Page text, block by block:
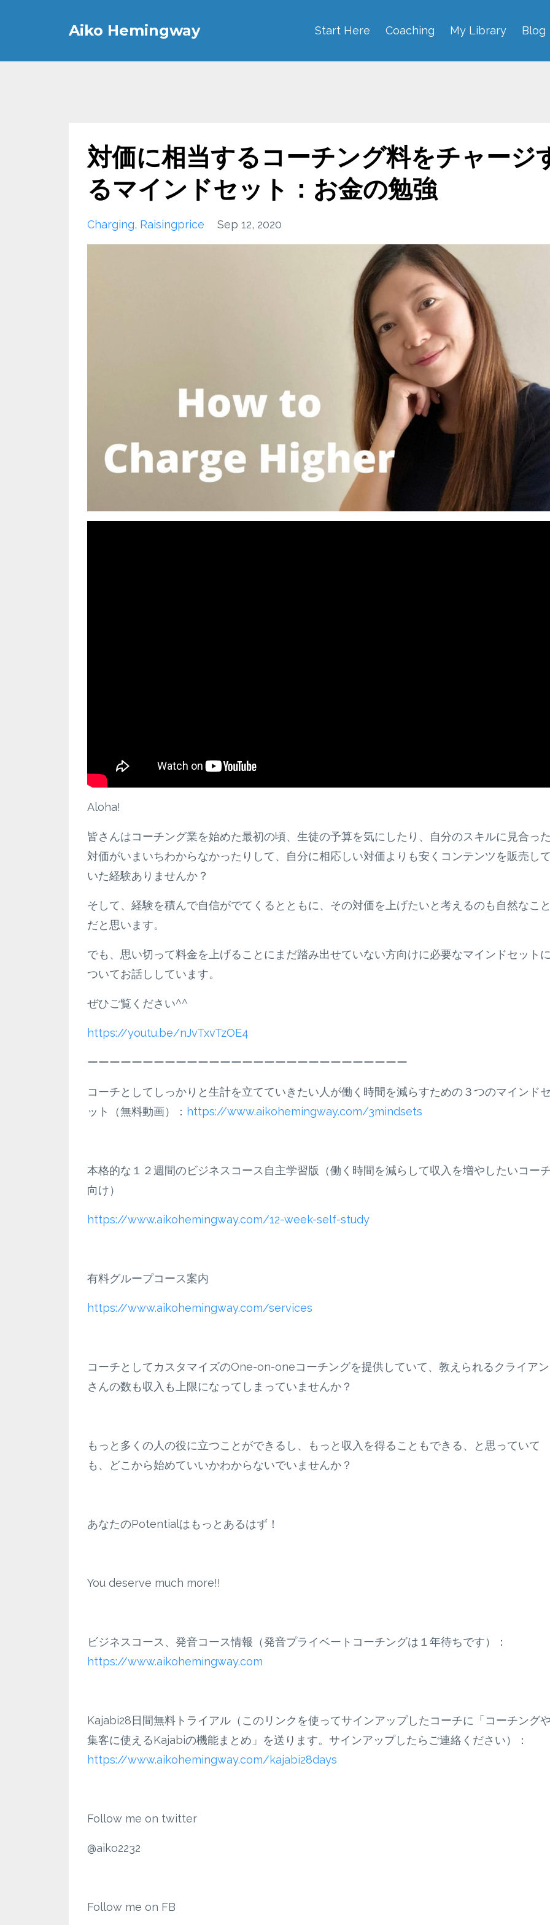
Aiko Hemingway Start Here Coaching My Library Blog
対価に相当するコーチング料をチャージ
るマインドセット：お金の勉強
Charging Raisingprice Sep 12, 2020
Aloha!
皆さんはコーチング業を始めた最初の頃、生徒の予算を気にしたり、自分のスキルに見合っ
対価がいまいちわからなかったりして、自分に相応しい対価よりも安くコンテンツを販売し
いた経験ありませんか？
そして、経験を積んで自信がでてくるとともに、その対価を上げたいと考えるのも自然なこ
だと思います。
でも、思い切って料金を上げることにまだ踏み出せていない方向けに必要なマインドセット
ついてお話ししています。
ぜひご覧ください^^
https://youtu.be/nJvTxvTzOE4
ーーーーーーーーーーーーーーーーーーーーーーーーーーーーー
コーチとしてしっかりと生計を立てていきたい人が働く時間を減らすための３つのマインド
ット（無料動画）： https://www.aikohemingway.com/3mindsets
本格的な１２週間のビジネスコース自主学習版（働く時間を減らして収入を増やしたいコー
向け）
https://www.aikohemingway.com/12-week-self-study
有料グループコース案内
https://www.aikohemingway.com/services
コーチとしてカスタマイズのOne-on-oneコーチングを提供していて、教えられるクライア
さんの数も収入も上限になってしまっていませんか？
もっと多くの人の役に立つことができるし、もっと収入を得ることもできる、と思っていて
も、どこから始めていいかわからないでいませんか？
あなたのPotentialはもっとあるはず！
You deserve much more!!
ビジネスコース、発音コース情報（発音プライベートコーチングは１年待ちです）：
https://www.aikohemingway.com
Kajabi28日間無料トライアル（このリンクを使ってサインアップしたコーチに「コーチング
集客に使えるKajabiの機能まとめ」を送ります。サインアップしたらご連絡ください）：
https://www.aikohemingway.com/kajabi28days
Follow me on twitter
@aiko2232
Follow me on FB